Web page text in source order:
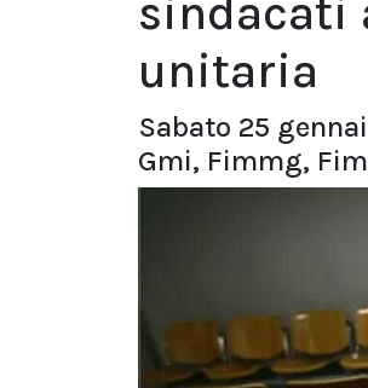
sindacati
unitaria
Sabato 25
Gmi, Fimmg,